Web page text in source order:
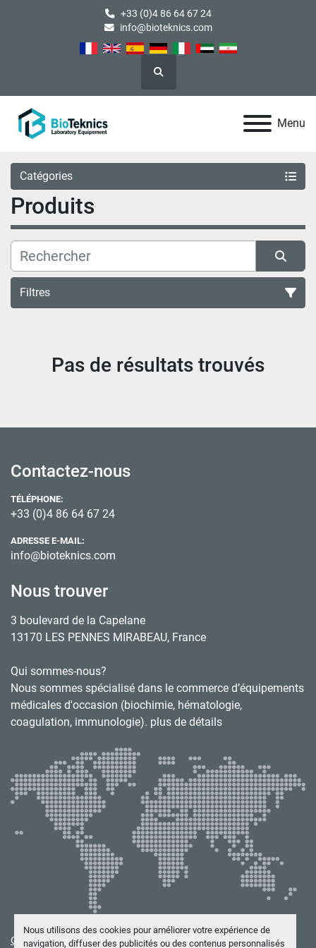
Nous utilisons des cookies pour améliorer votre expérience de
navigation, diffuser des publicités ou des contenus personnalisés
+33 (0)4 86 64 67 24
info@bioteknics.com
Rechercher
Menu
Catégories
Produits
Filtres
Pas de résultats trouvés
Contactez-nous
TÉLÉPHONE:
+33 (0)4 86 64 67 24
ADRESSE E-MAIL:
info@bioteknics.com
Nous trouver
3 boulevard de la Capelane
13170 LES PENNES MIRABEAU, France
Qui sommes-nous?
Nous sommes spécialisé dans le commerce d’équipements
médicales d'occasion (biochimie, hématologie,
coagulation, immunologie). plus de détails
Gérez les cookies